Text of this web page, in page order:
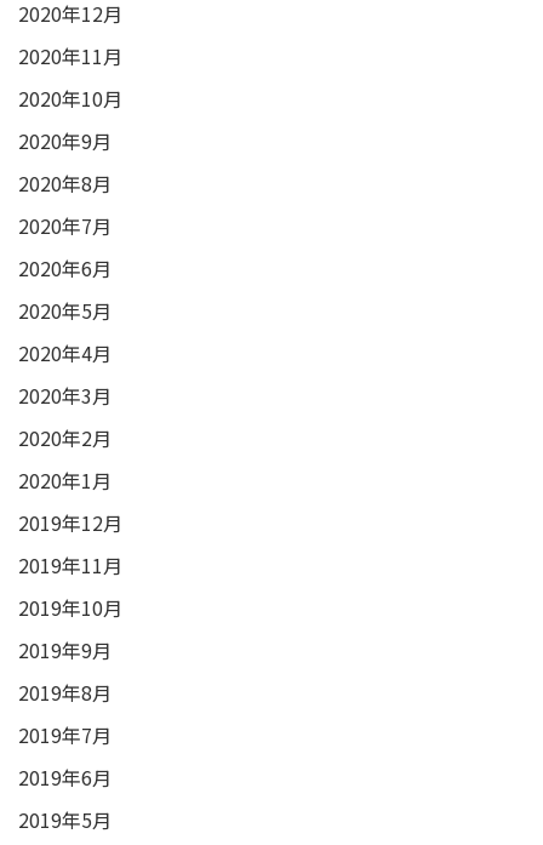
2020年12月
2020年11月
2020年10月
2020年9月
2020年8月
2020年7月
2020年6月
2020年5月
2020年4月
2020年3月
2020年2月
2020年1月
2019年12月
2019年11月
2019年10月
2019年9月
2019年8月
2019年7月
2019年6月
2019年5月